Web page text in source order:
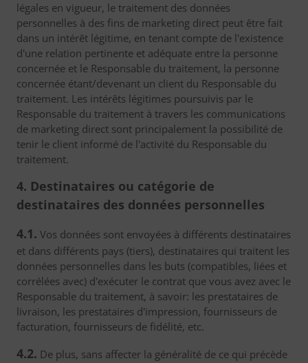
légales en vigueur, le traitement des données
personnelles à des fins de marketing direct peut être fait
dans un intérêt légitime, en tenant compte de l'existence
d'une relation pertinente et adéquate entre la personne
concernée et le Responsable du traitement, la personne
concernée étant/devenant un client du Responsable du
traitement. Les intérêts légitimes poursuivis par le
Responsable du traitement à travers les communications
de marketing direct sont principalement la possibilité de
tenir le client informé de l'activité du Responsable du
traitement.
4. Destinataires ou catégorie de
destinataires des données personnelles
4.1. Vos données sont envoyées à différents destinataires
et dans différents pays (tiers), destinataires qui traitent les
données personnelles dans les buts (compatibles, liées et
corrélées avec) d'exécuter le contrat que vous avez avec le
Responsable du traitement, à savoir: les prestataires de
livraison, les prestataires d'impression, fournisseurs de
facturation, fournisseurs de fidélité, etc.
4.2. De plus, sans affecter la généralité de ce qui précède